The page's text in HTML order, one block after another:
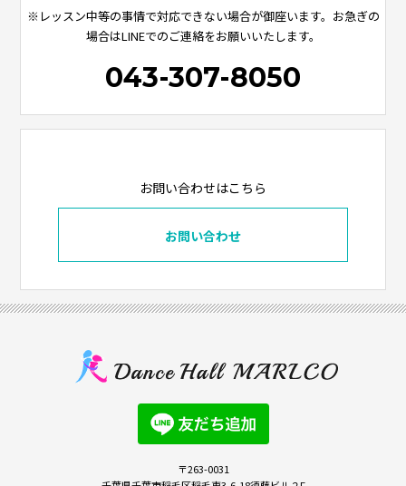
※レッスン中等の事情で対応できない場合が御座います。お急ぎの
場合はLINEでのご連絡をお願いいたします。
043-307-8050
お問い合わせはこちら
お問い合わせ
〒263-0031